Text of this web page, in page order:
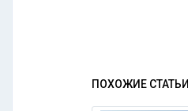
ПОХОЖИЕ СТАТЬИ